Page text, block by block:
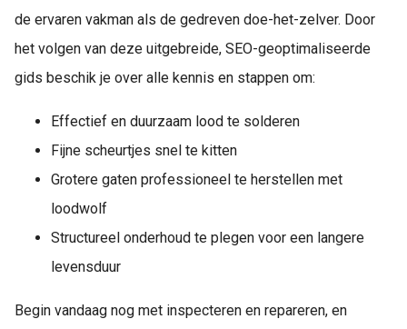
de ervaren vakman als de gedreven doe-het-zelver. Door
het volgen van deze uitgebreide, SEO-geoptimaliseerde
gids beschik je over alle kennis en stappen om:
Effectief en duurzaam lood te solderen
Fijne scheurtjes snel te kitten
Grotere gaten professioneel te herstellen met
loodwolf
Structureel onderhoud te plegen voor een langere
levensduur
Begin vandaag nog met inspecteren en repareren, en